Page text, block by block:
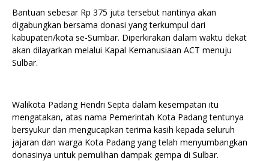
Bantuan sebesar Rp 375 juta tersebut nantinya akan
digabungkan bersama donasi yang terkumpul dari
kabupaten/kota se-Sumbar. Diperkirakan dalam waktu dekat
akan dilayarkan melalui Kapal Kemanusiaan ACT menuju
Sulbar.
Walikota Padang Hendri Septa dalam kesempatan itu
mengatakan, atas nama Pemerintah Kota Padang tentunya
bersyukur dan mengucapkan terima kasih kepada seluruh
jajaran dan warga Kota Padang yang telah menyumbangkan
donasinya untuk pemulihan dampak gempa di Sulbar.